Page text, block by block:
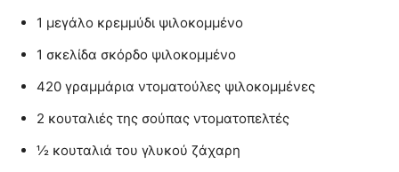
1 μεγάλο κρεμμύδι ψιλοκομμένο
1 σκελίδα σκόρδο ψιλοκομμένο
420 γραμμάρια ντοματούλες ψιλοκομμένες
2 κουταλιές της σούπας ντοματοπελτές
½ κουταλιά του γλυκού ζάχαρη